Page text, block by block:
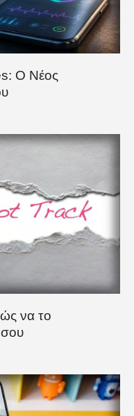
Ο Νέος
να το
σου